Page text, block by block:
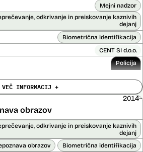
Mejni nadzor
odkrivanje in preiskovanje kaznivih
dejanj
Biometrična identifikacija
CENT SI d.o.o.
Policija
136.701,00 € z DDV
podatke opravljena: Ne
2024
ugotavlja identiteto in registrira ilegalne
VEČ INFORMACIJ +
obrazov
2014–
odkrivanje in preiskovanje kaznivih
dejanj
obrazov Biometrična identifikacija